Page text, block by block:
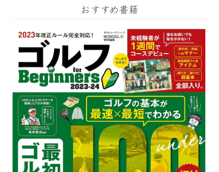
おすすめ書籍